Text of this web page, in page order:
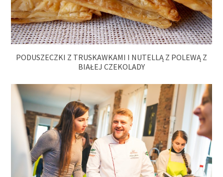
PODUSZECZKI Z TRUSKAWKAMI I NUTELLĄ Z POLEWĄ Z
BIAŁEJ CZEKOLADY